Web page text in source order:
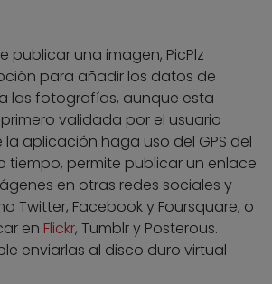
publicar una imagen, PicPlz
para añadir los datos de
las fotografías, aunque esta
validada por el usuario
aplicación haga uso del GPS del
tiempo, permite publicar un enlace
en otras redes sociales y
Twitter, Facebook y Foursquare, o
en Flickr, Tumblr y Posterous.
enviarlas al disco duro virtual